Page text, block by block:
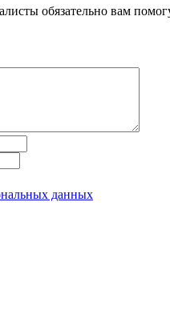
обязательно вам
данных